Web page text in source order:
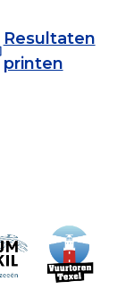
Resultaten
printen